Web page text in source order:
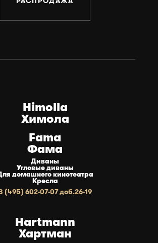
РАСПРОДАЖА
Himolla
Химола
Fama
Фама
Диваны
Угловые диваны
домашнего кинотеатра
Кресла
(495) 602-07-07 доб.26-19
Hartmann
Хартман